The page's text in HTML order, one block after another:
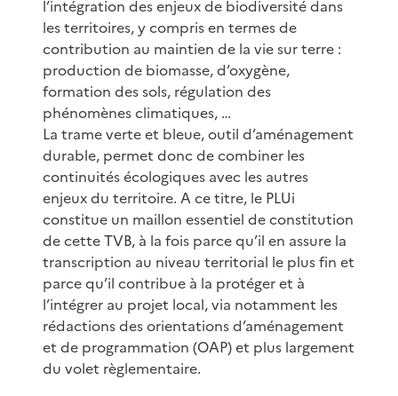
l’intégration des enjeux de biodiversité dans
les territoires, y compris en termes de
contribution au maintien de la vie sur terre :
production de biomasse, d’oxygène,
formation des sols, régulation des
phénomènes climatiques, …
La trame verte et bleue, outil d’aménagement
durable, permet donc de combiner les
continuités écologiques avec les autres
enjeux du territoire. A ce titre, le PLUi
constitue un maillon essentiel de constitution
de cette TVB, à la fois parce qu’il en assure la
transcription au niveau territorial le plus fin et
parce qu’il contribue à la protéger et à
l’intégrer au projet local, via notamment les
rédactions des orientations d’aménagement
et de programmation (OAP) et plus largement
du volet règlementaire.